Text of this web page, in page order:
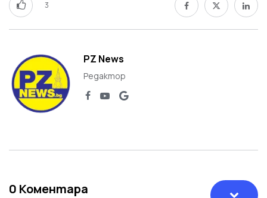
3
PZ News
Редактор
0 Коментара